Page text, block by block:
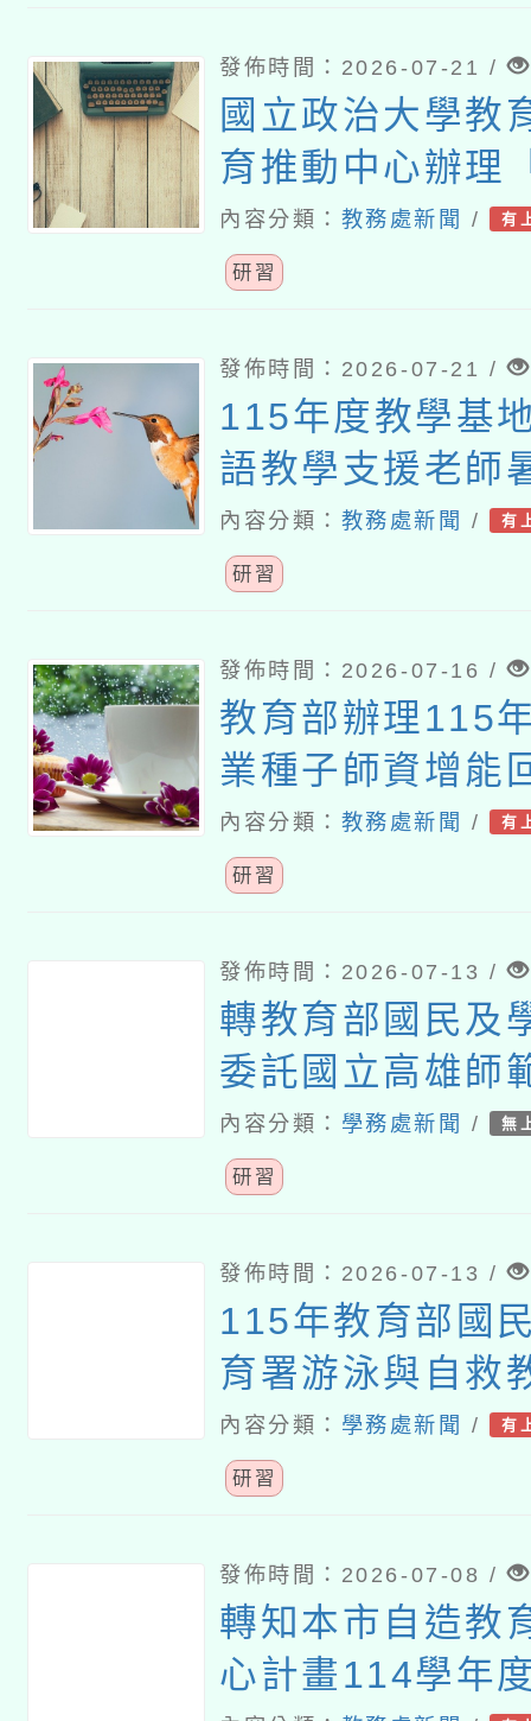
發佈時間：2026-07-21 /
國立政治大學教
育推動中心辦理
育裡，看見個人
性」推廣講座
內容分類： 教務處新聞 / 有
研習
發佈時間：2026-07-21 /
115年度教學基
語教學支援老師
課研習
內容分類： 教務處新聞 / 有
研習
發佈時間：2026-07-16 /
教育部辦理115
業種子師資增能
研習營」
內容分類： 教務處新聞 / 有
研習
發佈時間：2026-07-13 /
轉教育部國民及
委託國立高雄師
「校園性教育（
防治）計畫」之
內容分類： 學務處新聞 / 無
研習
發佈時間：2026-07-13 /
115年教育部國
育署游泳與自救
安全教育防溺師
坊實施計畫
內容分類： 學務處新聞 / 有
研習
發佈時間：2026-07-08 /
轉知本市自造教
心計畫114學年